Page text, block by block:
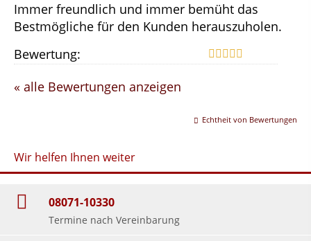
Immer freundlich und immer bemüht das
Bestmögliche für den Kunden herauszuholen.
Bewertung:
« alle Bewertungen anzeigen
Echtheit von Bewertungen
Wir helfen Ihnen weiter
08071-10330
Termine nach Vereinbarung